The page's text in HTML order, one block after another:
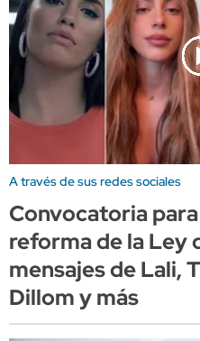
A través de sus redes sociales
Convocatoria
reforma de la Ley
mensajes de Lali,
Dillom y más